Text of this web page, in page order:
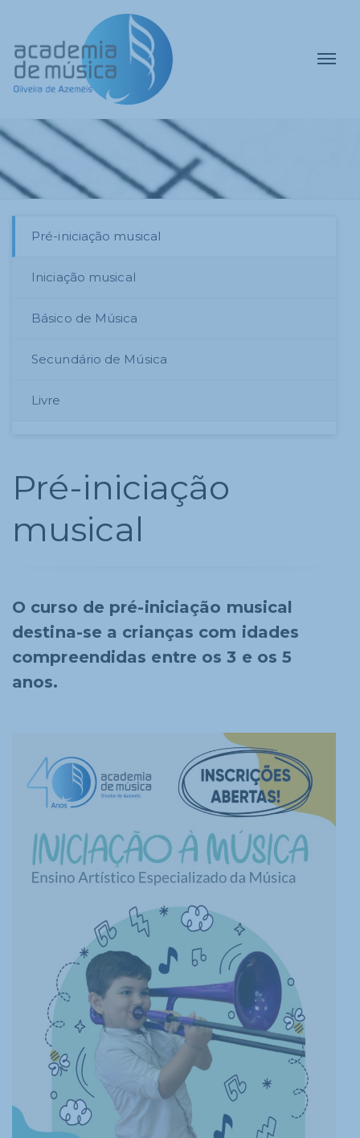
Pré-iniciação musical
Iniciação musical
Básico de Música
Secundário de Música
Livre
Pré-iniciação
musical
O curso de pré-iniciação musical
destina-se a crianças com idades
compreendidas entre os 3 e os 5
anos.